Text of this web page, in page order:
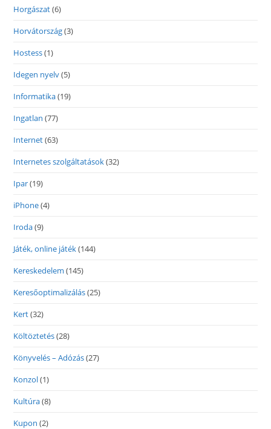
Horgászat(6)
Horvátország(3)
Hostess(1)
Idegen nyelv(5)
Informatika(19)
Ingatlan (77)
Internet(63)
Internetes szolgáltatások(32)
Ipar(19)
iPhone(4)
Iroda(9)
Játék, online játék(144)
Kereskedelem (145)
Keresőoptimalizálás(25)
Kert(32)
Költöztetés(28)
Könyvelés – Adózás(27)
Konzol(1)
Kultúra(8)
Kupon (2)